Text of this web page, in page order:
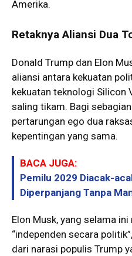
Amerika.
Retaknya Aliansi Dua
Donald Trump dan Elon
aliansi antara kekuatan
kekuatan teknologi Silicon
saling tikam. Bagi
pertarungan ego dua
kepentingan yang sama.
BACA JUGA:
Pemilu 2029 Diacak-
Diperpanjang Tanpa
Elon Musk, yang selama
“independen secara
dari narasi populis Trump